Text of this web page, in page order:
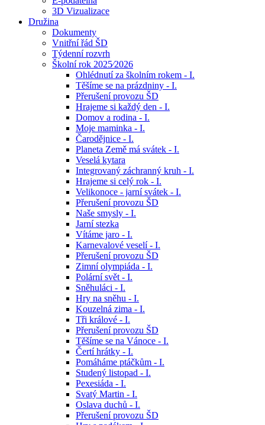
3D Vizualizace
Družina
Dokumenty
Vnitřní řád ŠD
Týdenní rozvrh
Školní rok 2025⁄2026
Ohlédnutí za školním rokem - I.
Těšíme se na prázdniny - I.
Přerušení provozu ŠD
Hrajeme si každý den - I.
Domov a rodina - I.
Moje maminka - I.
Čarodějnice - I.
Planeta Země má svátek - I.
Veselá kytara
Integrovaný záchranný kruh - I.
Hrajeme si celý rok - I.
Velikonoce - jarní svátek - I.
Přerušení provozu ŠD
Naše smysly - I.
Jarní stezka
Vítáme jaro - I.
Karnevalové veselí - I.
Přerušení provozu ŠD
Zimní olympiáda - I.
Polární svět - I.
Sněhuláci - I.
Hry na sněhu - I.
Kouzelná zima - I.
Tři králové - I.
Přerušení provozu ŠD
Těšíme se na Vánoce - I.
Čertí hrátky - I.
Pomáháme ptáčkům - I.
Studený listopad - I.
Pexesiáda - I.
Svatý Martin - I.
Oslava duchů - I.
Přerušení provozu ŠD